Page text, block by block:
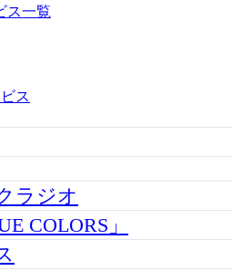
ス一覧
ス
ラジオ
COLORS」